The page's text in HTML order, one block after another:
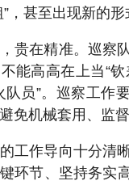
，甚至出现新的形
贵在精准。巡察
能高高在上当“
队员”。巡察工作
免机械套用、监督
的工作导向十分清
环节、坚持务实